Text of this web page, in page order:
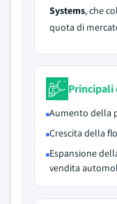
Systems, che
quota di
Principali
Aumento della
Crescita della
Espansione
vendita